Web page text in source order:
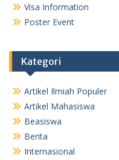
Visa Information
Poster Event
Kategori
Artikel Ilmiah Populer
Artikel Mahasiswa
Beasiswa
Berita
Internasional